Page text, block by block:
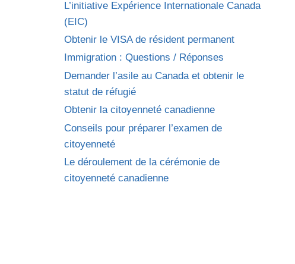
L’initiative Expérience Internationale Canada
(EIC)
Obtenir le VISA de résident permanent
Immigration : Questions / Réponses
Demander l’asile au Canada et obtenir le
statut de réfugié
Obtenir la citoyenneté canadienne
Conseils pour préparer l’examen de
citoyenneté
Le déroulement de la cérémonie de
citoyenneté canadienne